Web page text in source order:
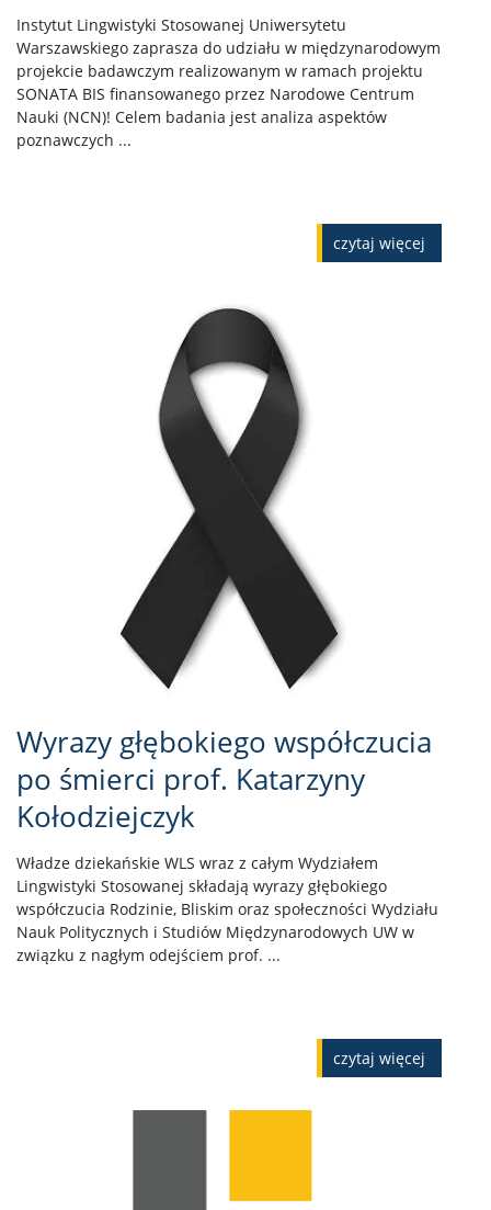
Instytut Lingwistyki Stosowanej Uniwersytetu
Warszawskiego zaprasza do udziału w międzynarodowym
projekcie badawczym realizowanym w ramach projektu
SONATA BIS finansowanego przez Narodowe Centrum
Nauki (NCN)! Celem badania jest analiza aspektów
poznawczych ...
czytaj więcej
Wyrazy głębokiego współczucia
po śmierci prof. Katarzyny
Kołodziejczyk
Władze dziekańskie WLS wraz z całym Wydziałem
Lingwistyki Stosowanej składają wyrazy głębokiego
współczucia Rodzinie, Bliskim oraz społeczności Wydziału
Nauk Politycznych i Studiów Międzynarodowych UW w
związku z nagłym odejściem prof. ...
czytaj więcej